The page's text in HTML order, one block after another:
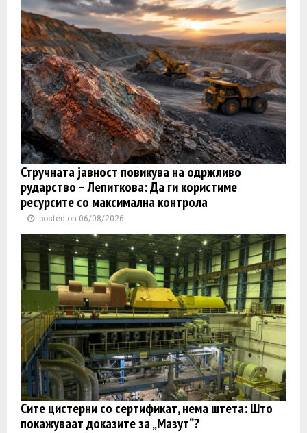
Стручната јавност повикува на одржливо
рударство – Лепиткова: Да ги користиме
ресурсите со максимална контрола
posted on 06/08/2026
Сите цистерни со сертификат, нема штета: Што
покажуваат доказите за „Мазут“?